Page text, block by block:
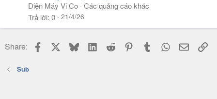
Điện Máy Vi Co Các quảng cáo khác
Trả lời 0 21/4/26
Share: Facebook BlueskyLinkedIn
Reddit PinterestTumblr WhatsApp
Email
Sub